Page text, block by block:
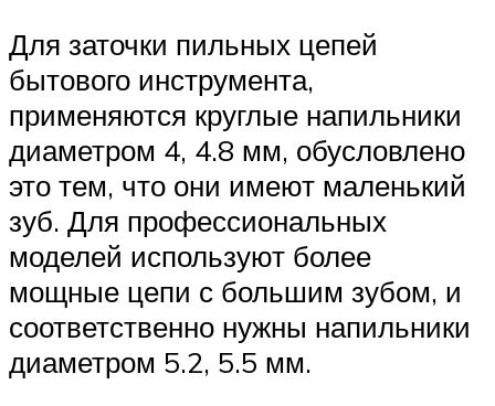
Для заточки пильных цепей
бытового инструмента,
применяются круглые напильники
диаметром 4, 4.8 мм, обусловлено
это тем, что они имеют маленький
зуб. Для профессиональных
моделей используют более
мощные цепи с большим зубом, и
соответственно нужны напильники
диаметром 5.2, 5.5 мм.